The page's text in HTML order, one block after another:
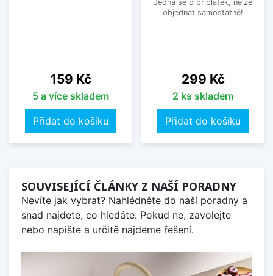
Cena
159 Kč
5 a více skladem
Přidat do košíku
Jedná se o příplatek, nelze
objednat samostatně!
Cena
299 Kč
2 ks skladem
Přidat do košíku
SOUVISEJÍCÍ ČLÁNKY Z NAŠÍ PORADNY
Nevíte jak vybrat? Nahlédněte do naší poradny a
snad najdete, co hledáte. Pokud ne, zavolejte
nebo napište a určitě najdeme řešení.